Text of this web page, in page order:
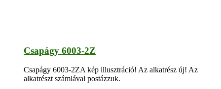
Csapágy 6003-2Z
Csapágy 6003-2ZA kép illusztráció! Az alkatrész új! Az
alkatrészt számlával postázzuk.